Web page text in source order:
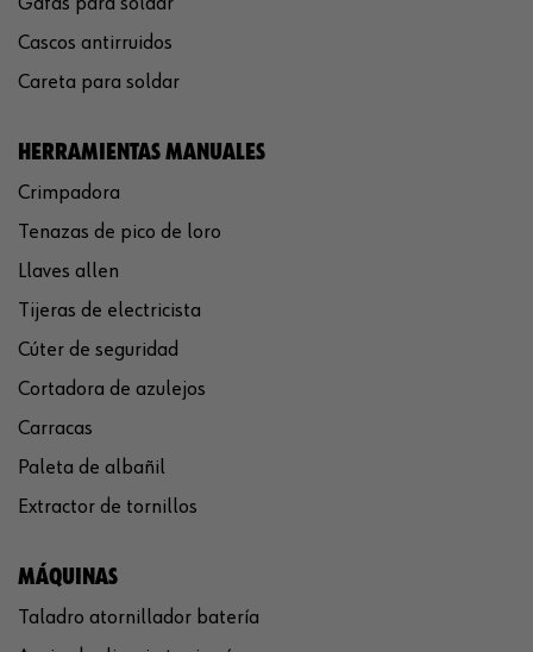
Cascos antirruidos
Careta para soldar
HERRAMIENTAS MANUALES
Crimpadora
Tenazas de pico de loro
Llaves allen
Tijeras de electricista
Cúter de seguridad
Cortadora de azulejos
Carracas
Paleta de albañil
Extractor de tornillos
MÁQUINAS
Taladro atornillador batería